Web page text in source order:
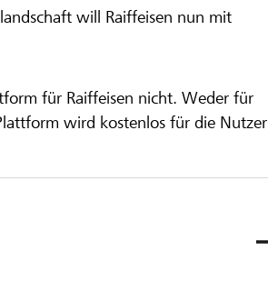
will Raiffeisen nun mit
für Raiffeisen nicht. Weder für
wird kostenlos für die Nutzer